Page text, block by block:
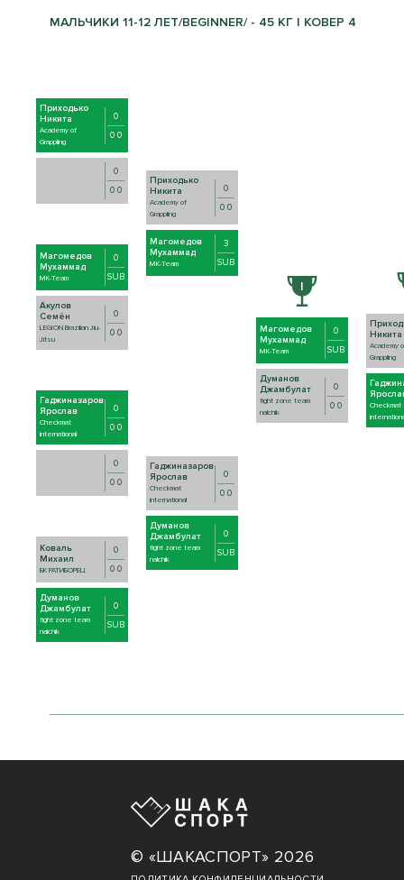
МАЛЬЧИКИ 11-12 ЛЕТ/BEGINNER/ - 45 КГ | КОВЕР 4
Приходько
Никита
Academy of
Grappling
0
0 0
0
0 0
Магомедов
Мухаммад
MK-Team
0
SUB
Акулов
Семён
LEGION Brazilian Jiu-
Jitsu
0
0 0
Гаджиназаров
Ярослав
Checkmat
international
0
0 0
0
0 0
Коваль
Михаил
БК РАТИБОРЕЦ
0
0 0
Думанов
Джамбулат
fight zone team
nalchik
0
SUB
Приходько
Никита
Academy of
Grappling
0
0 0
Магомедов
Мухаммад
MK-Team
3
SUB
Гаджиназаров
Ярослав
Checkmat
international
0
0 0
Думанов
Джамбулат
fight zone team
nalchik
0
SUB
Магомедов
Мухаммад
MK-Team
0
SUB
Думанов
Джамбулат
fight zone team
nalchik
0
0 0
Никита
Academy
Grappling
Checkmat
© «ШАКАСПОРТ» 2026